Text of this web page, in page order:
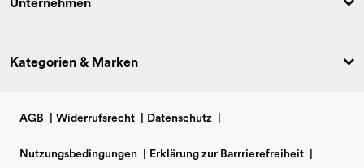
Unternehmen
Kategorien & Marken
AGB Widerrufsrecht Datenschutz
Nutzungsbedingungen Erklärung zur Barrrierefreiheit